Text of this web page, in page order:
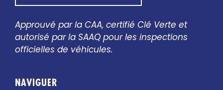
Approuvé par la CAA, certifié Clé Verte et
autorisé par la SAAQ pour les inspections
officielles de véhicules.
NAVIGUER